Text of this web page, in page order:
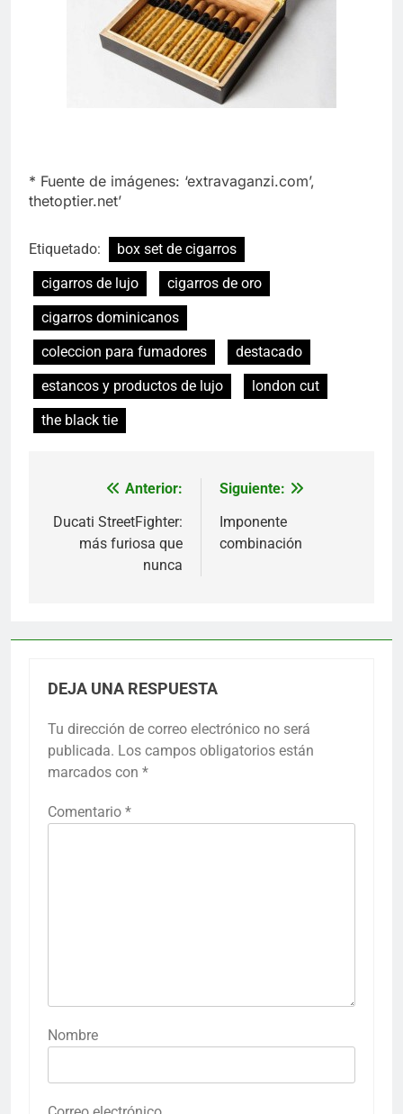
* Fuente de imágenes: ‘extravaganzi.com’,
thetoptier.net’
Etiquetado:
box set de cigarros
cigarros de lujo
cigarros de oro
cigarros dominicanos
coleccion para fumadores
destacado
estancos y productos de lujo
london cut
the black tie
Navegación
de
Anterior:
Ducati StreetFighter:
más furiosa que
nunca
Siguiente:
Imponente
combinación
DEJA UNA RESPUESTA
Tu dirección de correo electrónico no será
publicada. Los campos obligatorios están
marcados con *
Comentario *
Nombre